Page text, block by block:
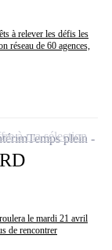
à relever les défis les
réseau de 60 agences,
le mardi 21 avril
de rencontrer
Temps plein
à ma sélection